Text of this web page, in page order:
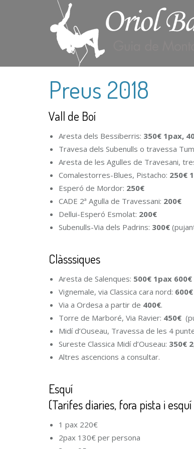
Preus 2018
Vall de Boí
Aresta dels Bessiberris: 350€ 1pax,
Travesa dels Subenulls o travessa
Aresta de les Agulles de Travesani,
Comalestorres-Blues, Pistacho: 250€
Esperó de Mordor: 250€
CADE 2ª Agulla de Travessani: 200€
Dellui-Esperó Esmolat: 200€
Subenulls-Via dels Padrins: 300€
Clàsssiques
Aresta de Salenques: 500€ 1pax
Vignemale, via Classica cara nord:
Via a Ordesa a partir de 400€.
Torre de Marboré, Via Ravier: 450€
Midí d’Ouseau, Travessa de les 4
Sureste Classica Midí d’Ouseau: 350€
Altres ascencions a consultar.
Esquí
(Tarifes diaries, fora pista i
1 pax 220€
2pax 130€ per persona